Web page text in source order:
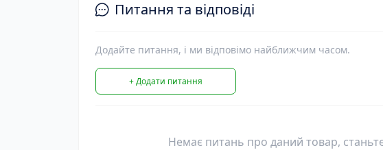
Питання та відповіді
Додайте питання, і ми відповімо найближчим часом.
+ Додати питання
Немає питань про даний товар,